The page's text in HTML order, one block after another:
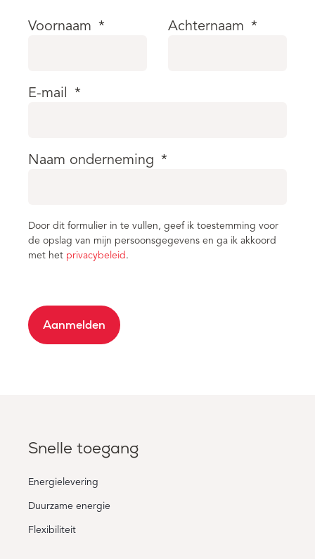
Voornaam * Achternaam *
E-mail *
Naam onderneming *
Door dit formulier in te vullen, geef ik toestemming voor
de opslag van mijn persoonsgegevens en ga ik akkoord
met het privacybeleid .
Aanmelden
Snelle toegang
Energielevering
Duurzame energie
Flexibiliteit